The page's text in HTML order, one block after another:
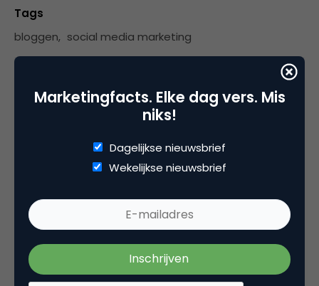
Tags
bloggen, social media marketing
6 Reacties
Door het picnic geweld wat ondergesneeuwd
maar commentaar hoor ik graag.
Marketingfacts. Elke dag vers. Mis
niks!
Dagelijkse nieuwsbrief
Wekelijkse nieuwsbrief